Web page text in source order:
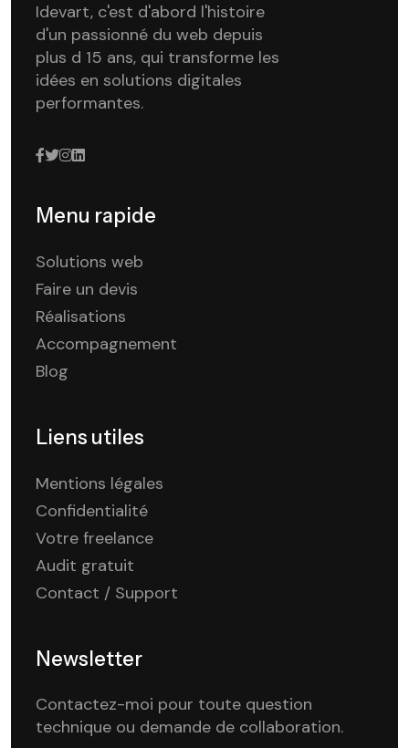
Idevart, c'est d'abord l'histoire
d'un passionné du web depuis
plus d 15 ans, qui transforme les
idées en solutions digitales
performantes.
Menu rapide
Solutions web
Faire un devis
Réalisations
Accompagnement
Blog
Liens utiles
Mentions légales
Confidentialité
Votre freelance
Audit gratuit
Contact / Support
Newsletter
Contactez-moi pour toute question
technique ou demande de collaboration.